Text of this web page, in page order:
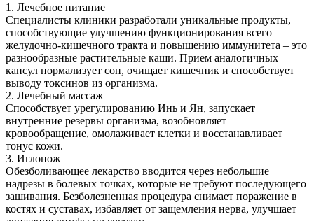
1. Лечебное питание
Специалисты клиники разработали уникальные продукты,
способствующие улучшению функционирования всего
желудочно-кишечного тракта и повышению иммунитета – это
разнообразные растительные каши. Прием аналогичных
капсул нормализует сон, очищает кишечник и способствует
выводу токсинов из организма.
2. Лечебный массаж
Способствует урегулированию Инь и Ян, запускает
внутренние резервы организма, возобновляет
кровообращение, омолаживает клетки и восстанавливает
тонус кожи.
3. Иглонож
Обезболивающее лекарство вводится через небольшие
надрезы в болевых точках, которые не требуют последующего
зашивания. Безболезненная процедура снимает поражение в
костях и суставах, избавляет от защемления нерва, улучшает